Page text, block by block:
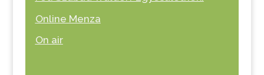
Online Menza
On air